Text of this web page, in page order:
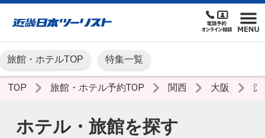
旅館・ホテルTOP 特集一覧
TOP 旅館・ホテル予約TOP 関西 大阪 淀
ホテル・旅館を探す